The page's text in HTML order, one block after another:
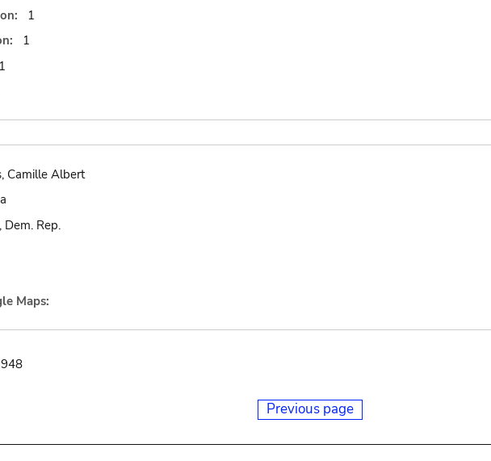
1
1
1
Camille Albert
Dem. Rep.
Maps:
Previous page